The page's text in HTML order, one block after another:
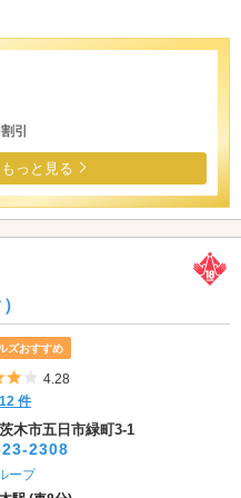
引
っと見る
ズおすすめ
5つ星のうち4
4.28
12 件
木市五日市緑町3-1
2308
ープ